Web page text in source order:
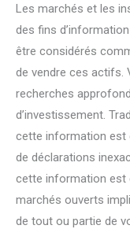
Les marchés et les
des fins
être considérés
de vendre ces actifs.
recherches
d’investissement.
cette information est
de déclarations
cette information est
marchés ouverts
de tout ou partie de